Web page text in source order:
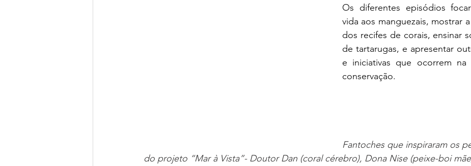
Os diferentes episódios
vida aos manguezais, mostrar
dos recifes de corais, ensinar
de tartarugas, e apresentar
e iniciativas que ocorrem na
conservação.
Fantoches que inspiraram os
do projeto “Mar à Vista”- Doutor Dan (coral cérebro), Dona Nise (peixe-boi